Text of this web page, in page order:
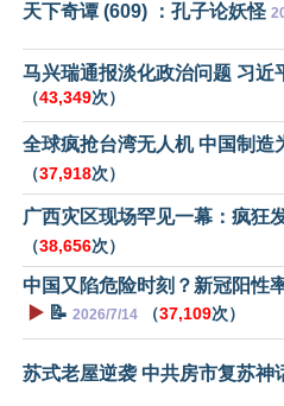
天下奇谭 (609) ：孔子论妖怪
马兴瑞通报淡化政治问题 习近
（43,349次）
全球疯抢台湾无人机 中国制造
（37,918次）
广西灾区现场罕见一幕：疯狂
（38,656次）
中国又陷危险时刻？新冠阳性
▶️ 📝 2026/7/14 （37,109次）
苏式老屋逆袭 中共房市复苏神